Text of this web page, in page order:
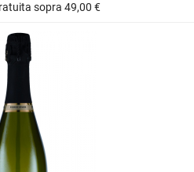
sopra 49,00 €